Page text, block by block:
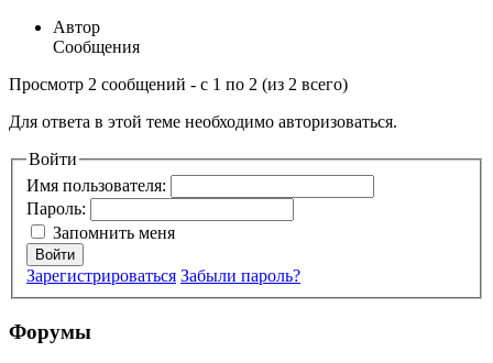
Автор
Сообщения
Просмотр 2 сообщений - с 1 по 2 (из 2 всего)
Для ответа в этой теме необходимо авторизоваться.
Войти
Имя пользователя:
Пароль:
Запомнить меня
Войти
Зарегистрироваться Забыли пароль?
Форумы